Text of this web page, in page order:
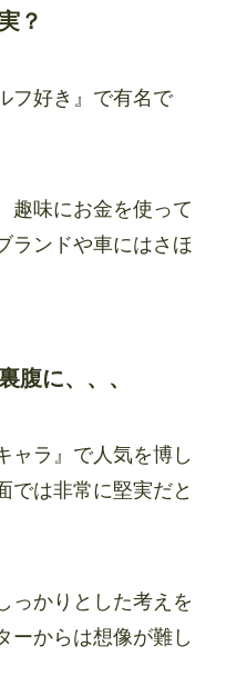
？
フ好き』で有名で
趣味にお金を使って
ランドや車にはさほ
腹に、、、
ャラ』で人気を博し
では非常に堅実だと
っかりとした考えを
ーからは想像が難し